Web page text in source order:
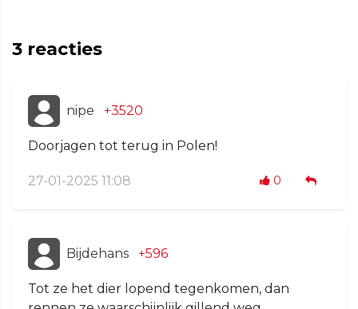
3 reacties
nipe +3520
Doorjagen tot terug in Polen!
27-01-2025 11:08 0
Bijdehans +596
Tot ze het dier lopend tegenkomen, dan